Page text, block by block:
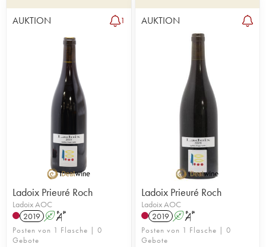
AUKTION 1
Ladoix Prieuré Roch
Ladoix AOC
2019 A S
Posten von 1 Flasche | 0
Gebote
AUKTION
Ladoix Prieuré Roch
Ladoix AOC
2019 A S
Posten von 1 Flasche | 0
Gebote